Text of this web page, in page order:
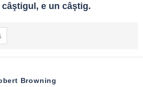
e un câştig.
Browning